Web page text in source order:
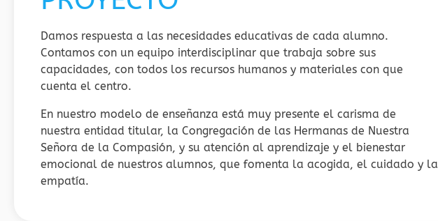
Damos respuesta a las necesidades educativas de cada alumno.
Contamos con un equipo interdisciplinar que trabaja sobre sus
capacidades, con todos los recursos humanos y materiales con que
cuenta el centro.
En nuestro modelo de enseñanza está muy presente el carisma de
nuestra entidad titular, la Congregación de las Hermanas de Nuestra
Señora de la Compasión, y su atención al aprendizaje y el bienestar
emocional de nuestros alumnos, que fomenta la acogida, el cuidado y la
empatía.